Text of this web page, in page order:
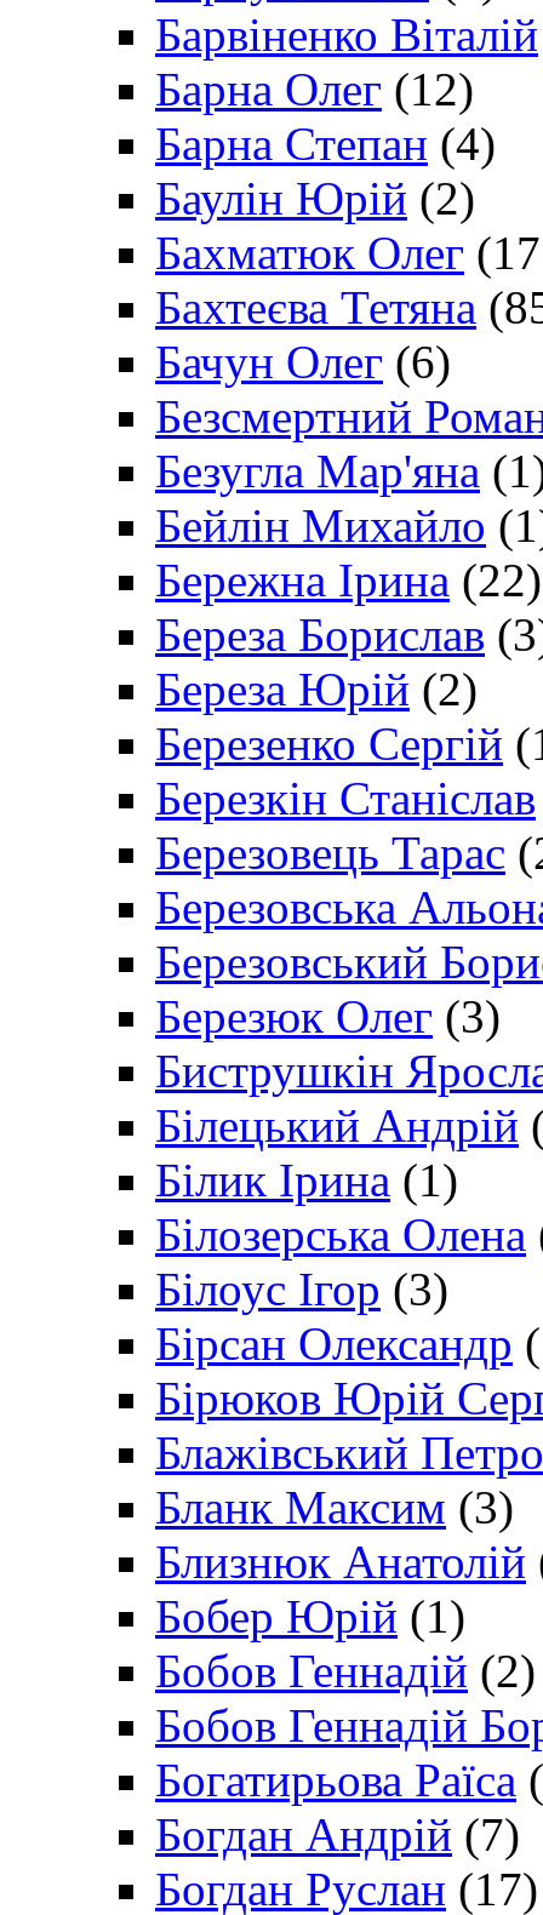
Барвіненко Віталій
Барна Олег (12)
Барна Степан (4)
Баулін Юрій (2)
Бахматюк Олег
Бахтеєва Тетяна
Бачун Олег (6)
Безсмертний
Безугла Мар'яна
Бейлін Михайло
Бережна Ірина (22)
Береза Борислав
Береза Юрій (2)
Березенко Сергій
Березкін Станіслав
Березовець Тарас
Березовська
Березовський
Березюк Олег (3)
Биструшкін
Білецький Андрій
Білик Ірина (1)
Білозерська Олена
Білоус Ігор (3)
Бірсан Олександр
Бірюков Юрій
Блажівський Петро
Бланк Максим (3)
Близнюк Анатолій
Бобер Юрій (1)
Бобов Геннадій (2)
Бобов Геннадій
Богатирьова Раїса
Богдан Андрій (7)
Богдан Руслан (17)